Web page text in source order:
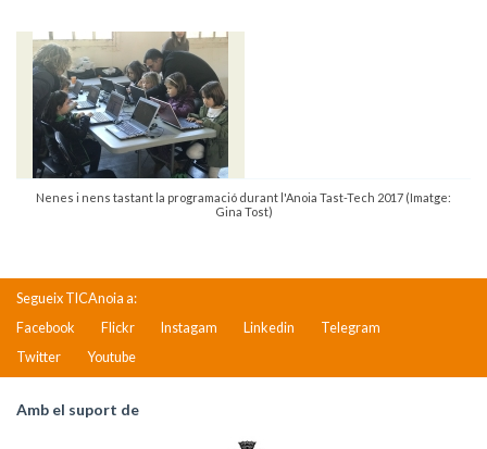
Nenes i nens tastant la programació durant l'Anoia Tast-Tech 2017 (Imatge:
Gina Tost)
Segueix TICAnoia a:
Facebook
Flickr Instagam Linkedin
Telegram
Twitter
Youtube
Amb el suport de